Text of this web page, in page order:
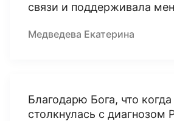
связи и поддерживала
Медведева Екатерина
Благодарю Бога, что когда
столкнулась с